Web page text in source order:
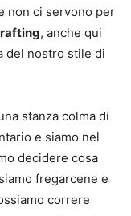
non ci servono per
, anche qui
del nostro stile di
stanza colma di
e siamo nel
decidere cosa
fregarcene e
correre